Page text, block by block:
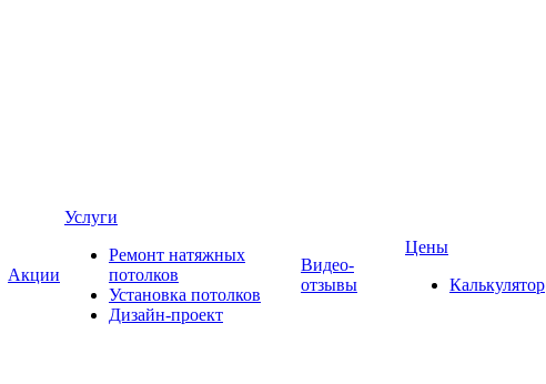
Акции
Услуги
Ремонт натяжных
потолков
Установка потолков
Дизайн-проект
Видео-
отзывы
Цены
Калькулятор